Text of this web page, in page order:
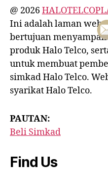
@ 2026
Ini adalah laman web
bertujuan
produk Halo Telco,
untuk membuat
simkad Halo Telco.
syarikat Halo Telco.
PAUTAN:
Beli Simkad
Find Us